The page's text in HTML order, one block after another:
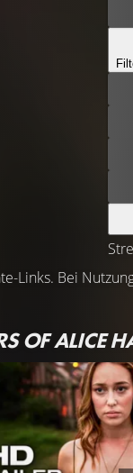
Links. Bei
OF ALICE